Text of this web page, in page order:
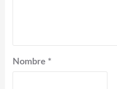
Nombre *